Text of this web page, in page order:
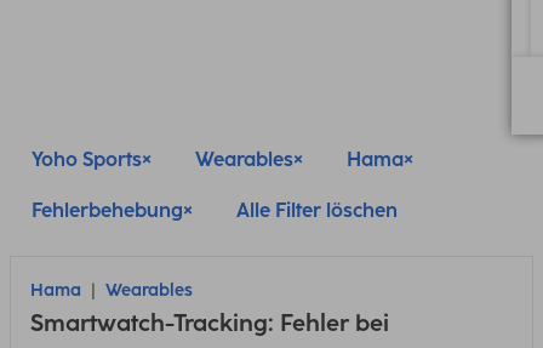
Yoho Sports Wearables Hama
Fehlerbehebung Alle Filter löschen
Hama Wearables
Smartwatch-Tracking: Fehler bei